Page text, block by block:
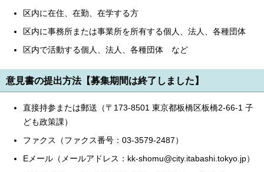
区内に在住、在勤、在学する方
区内に事務所または事業所を所有する個人、法人、各種団体
区内で活動する個人、法人、各種団体 など
意見書の提出方法【募集期間は終了しました】
直接持参または郵送（〒173-8501 東京都板橋区板橋2-66-1 子
ども政策課）
ファクス（ファクス番号：03-3579-2487）
Eメール（メールアドレス：kk-shomu@city.itabashi.tokyo.jp）